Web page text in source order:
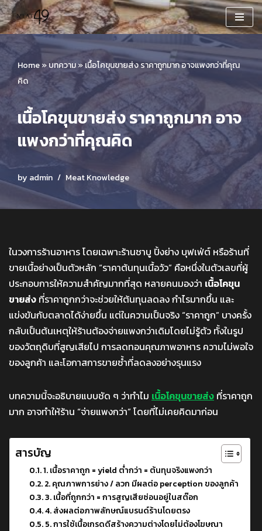
Skip
to
content
Home»บทความ»เนื้อโคขุนขายส่ง ราคาถูกมาก อาจแพงกว่าที่คุณ
คิด
เนื้อโคขุนขายส่ง ราคาถูกมาก อาจ
แพงกว่าที่คุณคิด
by admin Meat Knowledge
ในวงการร้านอาหาร โดยเฉพาะร้านชาบู ปิ้งย่าง บุฟเฟ่ต์ หรือร้านที่
ขายเนื้อย่างเป็นตัวหลัก “ราคาต้นทุนเนื้อวัว” คือหนึ่งในตัวเลขที่ผู้
ประกอบการให้ความสำคัญมากที่สุด หลายคนมองว่า เนื้อโคขุน
ขายส่ง ที่ราคาถูกกว่าจะช่วยให้ต้นทุนลดลง กำไรมากขึ้น และ
แข่งขันกับตลาดได้ง่ายขึ้น แต่ในความเป็นจริง “ราคาถูก” บางครั้ง
กลับเป็นต้นเหตุให้ร้านต้องจ่ายแพงกว่าเดิมโดยไม่รู้ตัว ทั้งในรูป
ของวัตถุดิบที่สูญเสียไป การลดทอนคุณภาพอาหาร ความไม่พอใจ
ของลูกค้า และโอกาสการขายซ้ำที่ลดลงอย่างรุนแรง
บทความนี้จะอธิบายแบบชัด ๆ ว่าทำไม เนื้อโคขุนขายส่ง ที่ราคาถูก
มาก อาจทำให้ร้าน “จ่ายแพงกว่า” โดยที่ไม่เคยคิดมาก่อน
สารบัญ
1. เนื้อราคาถูก = yield ต่ำกว่า = ต้นทุนจริงแพงกว่า
2. คุณภาพการย่าง / ลวก มีผลต่อ perception ของลูกค้า
3. เนื้อที่ถูกกว่า = การสูญเสียซ่อนอยู่ในสต๊อก
4. ส่งผลต่อภาพลักษณ์แบรนด์ร้านโดยตรง
5. การใช้เนื้อเกรดดีสร้างความต่างโดยไม่ต้องโฆษณา